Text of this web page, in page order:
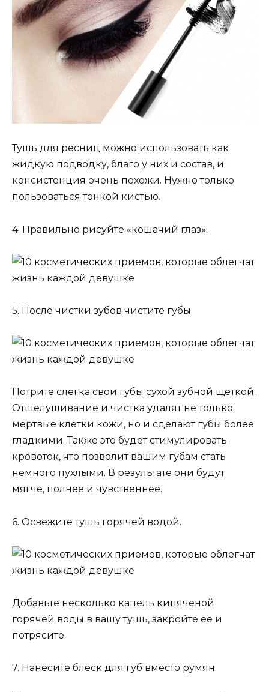
Тушь для ресниц можно использовать как
жидкую подводку, благо у них и состав, и
консистенция очень похожи. Нужно только
пользоваться тонкой кистью.
4. Правильно рисуйте «кошачий глаз».
5. После чистки зубов чистите губы.
Потрите слегка свои губы сухой зубной щеткой.
Отшелушивание и чистка удалят не только
мертвые клетки кожи, но и сделают губы более
гладкими. Также это будет стимулировать
кровоток, что позволит вашим губам стать
немного пухлыми. В результате они будут
мягче, полнее и чувственнее.
6. Освежите тушь горячей водой.
Добавьте несколько капель кипяченой
горячей воды в вашу тушь, закройте ее и
потрясите.
7. Нанесите блеск для губ вместо румян.